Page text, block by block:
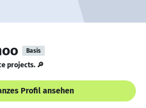
Basis
projects. 🔎
Profil ansehen